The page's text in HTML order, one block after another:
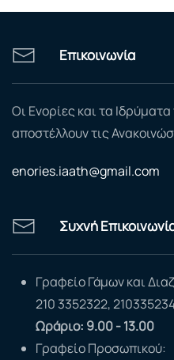
Επικοινωνία
Οι Ενορίες και τα
αποστέλλουν τις
enories.iaath@gmail.com
Συχνή
Γραφείο Γάμων και
210 3352322,
Ωράριο: 9.00 - 13.00
Γραφείο Προσωπικού: